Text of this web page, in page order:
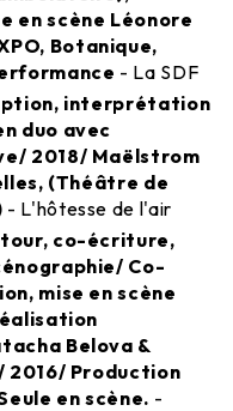
en scène Léonore
Botanique,
- La SDF
interprétation
duo avec
2018/ Maëlstrom
(Théâtre de
- L'hôtesse de l'air
co-écriture,
Co-
mise en scène
Belova &
2016/ Production
en scène. -